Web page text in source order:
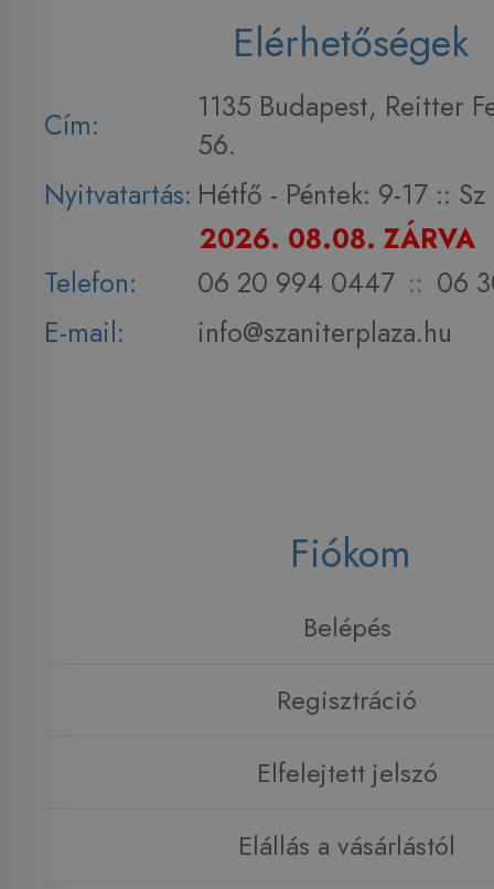
Elérhetőségek
Cím:
1135 Budapest, Reitter
56.
Nyitvatartás: Hétfő - Péntek: 9-17 :: Sz
2026. 08.08. ZÁRVA
Telefon:
06 20 994 0447 :: 06
E-mail:
info@szaniterplaza.hu
Fiókom
Belépés
Regisztráció
Elfelejtett jelszó
Elállás a vásárlástól